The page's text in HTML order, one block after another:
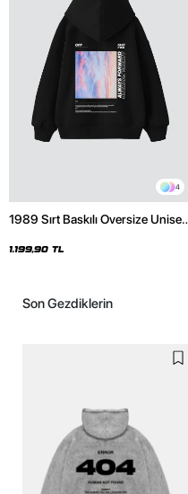
4
1989 Sırt Baskılı Oversize Unisex
1.199,90 TL
Son Gezdiklerin